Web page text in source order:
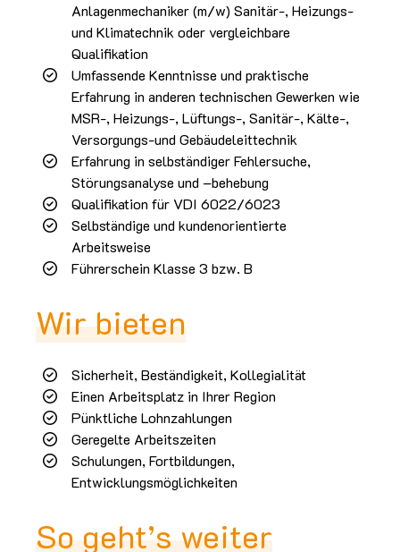
Anlagenmechaniker (m/w) Sanitär-, Heizungs-
und Klimatechnik oder vergleichbare
Qualifikation
Umfassende Kenntnisse und praktische
Erfahrung in anderen technischen Gewerken wie
MSR-, Heizungs-, Lüftungs-, Sanitär-, Kälte-,
Versorgungs-und Gebäudeleittechnik
Erfahrung in selbständiger Fehlersuche,
Störungsanalyse und –behebung
Qualifikation für VDI 6022/6023
Selbständige und kundenorientierte
Arbeitsweise
Führerschein Klasse 3 bzw. B
Wir bieten
Sicherheit, Beständigkeit, Kollegialität
Einen Arbeitsplatz in Ihrer Region
Pünktliche Lohnzahlungen
Geregelte Arbeitszeiten
Schulungen, Fortbildungen,
Entwicklungsmöglichkeiten
So geht’s weiter